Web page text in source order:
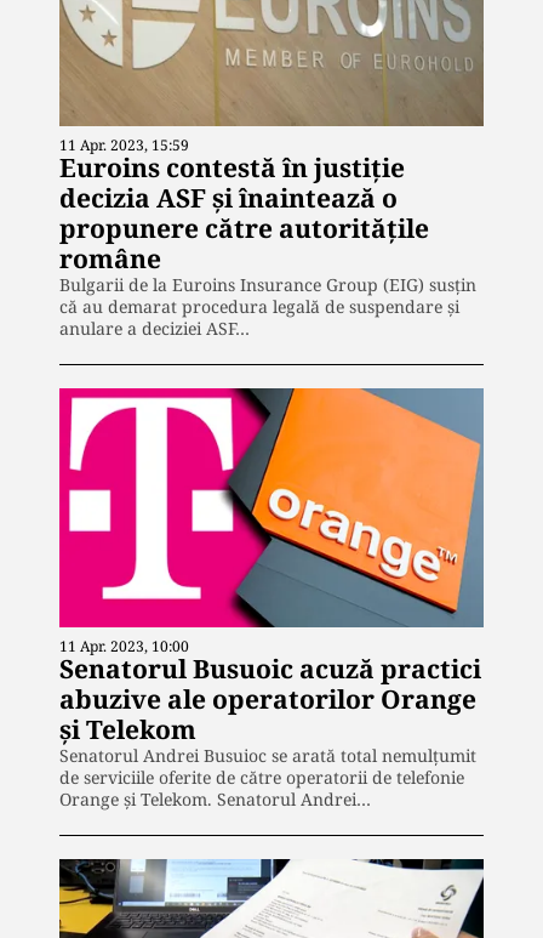
11 Apr. 2023, 15:59
Euroins contestă în justiție
decizia ASF și înaintează o
propunere către autoritățile
române
Bulgarii de la Euroins Insurance Group (EIG) susțin
că au demarat procedura legală de suspendare și
anulare a deciziei ASF…
11 Apr. 2023, 10:00
Senatorul Busuoic acuză practici
abuzive ale operatorilor Orange
și Telekom
Senatorul Andrei Busuioc se arată total nemulțumit
de serviciile oferite de către operatorii de telefonie
Orange și Telekom. Senatorul Andrei…